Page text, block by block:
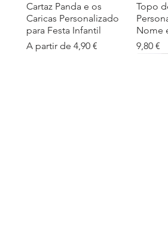
Visualização rápida
Cartaz Panda e os
Caricas Personalizado
para Festa Infantil
A partir de 4,90 €
Preço promocional
Topo
Nome
Preço
9,80 €